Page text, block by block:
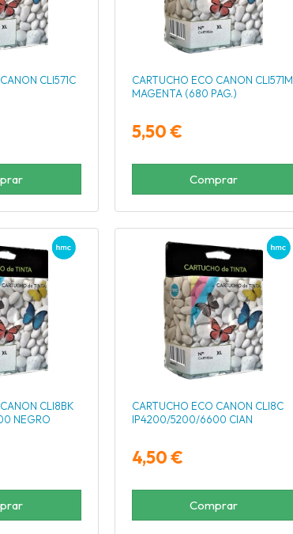
CLI571C
CARTUCHO ECO CANON CLI571M
MAGENTA (680 PAG.)
5,50 €
Comprar
CLI8BK
NEGRO
CARTUCHO ECO CANON CLI8C
IP4200/5200/6600 CIAN
4,50 €
Comprar